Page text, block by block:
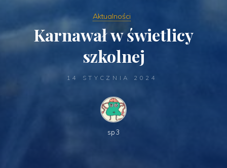
Aktualności
Karnawał w świetlicy
szkolnej
14 STYCZNIA 2024
sp3